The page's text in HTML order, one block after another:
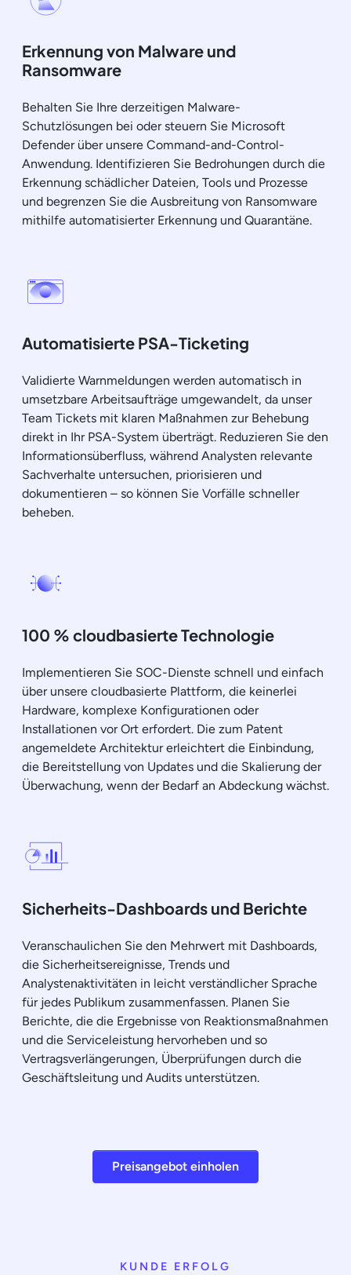
Erkennung von Malware und
Ransomware
Behalten Sie Ihre derzeitigen Malware-
Schutzlösungen bei oder steuern Sie Microsoft
Defender über unsere Command-and-Control-
Anwendung. Identifizieren Sie Bedrohungen durch die
Erkennung schädlicher Dateien, Tools und Prozesse
und begrenzen Sie die Ausbreitung von Ransomware
mithilfe automatisierter Erkennung und Quarantäne.
Automatisierte PSA-Ticketing
Validierte Warnmeldungen werden automatisch in
umsetzbare Arbeitsaufträge umgewandelt, da unser
Team Tickets mit klaren Maßnahmen zur Behebung
direkt in Ihr PSA-System überträgt. Reduzieren Sie den
Informationsüberfluss, während Analysten relevante
Sachverhalte untersuchen, priorisieren und
dokumentieren – so können Sie Vorfälle schneller
beheben.
100 % cloudbasierte Technologie
Implementieren Sie SOC-Dienste schnell und einfach
über unsere cloudbasierte Plattform, die keinerlei
Hardware, komplexe Konfigurationen oder
Installationen vor Ort erfordert. Die zum Patent
angemeldete Architektur erleichtert die Einbindung,
die Bereitstellung von Updates und die Skalierung der
Überwachung, wenn der Bedarf an Abdeckung wächst.
Sicherheits-Dashboards und Berichte
Veranschaulichen Sie den Mehrwert mit Dashboards,
die Sicherheitsereignisse, Trends und
Analystenaktivitäten in leicht verständlicher Sprache
für jedes Publikum zusammenfassen. Planen Sie
Berichte, die die Ergebnisse von Reaktionsmaßnahmen
und die Serviceleistung hervorheben und so
Vertragsverlängerungen, Überprüfungen durch die
Geschäftsleitung und Audits unterstützen.
Preisangebot einholen
KUNDE ERFOLG